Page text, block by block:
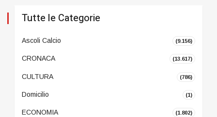
Tutte le Categorie
Ascoli Calcio (9.156)
CRONACA (13.617)
CULTURA (786)
Domicilio (1)
ECONOMIA (1.802)